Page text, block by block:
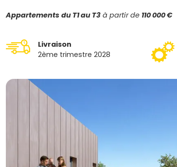
Appartements du T1 au T3 à partir de 110 000 €
Livraison
2ème trimestre 2028